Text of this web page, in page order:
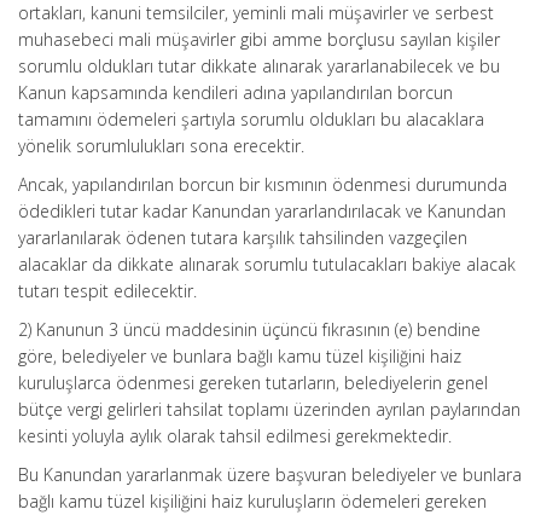
ortakları, kanuni temsilciler, yeminli mali müşavirler ve serbest
muhasebeci mali müşavirler gibi amme borçlusu sayılan kişiler
sorumlu oldukları tutar dikkate alınarak yararlanabilecek ve bu
Kanun kapsamında kendileri adına yapılandırılan borcun
tamamını ödemeleri şartıyla sorumlu oldukları bu alacaklara
yönelik sorumlulukları sona erecektir.
Ancak, yapılandırılan borcun bir kısmının ödenmesi durumunda
ödedikleri tutar kadar Kanundan yararlandırılacak ve Kanundan
yararlanılarak ödenen tutara karşılık tahsilinden vazgeçilen
alacaklar da dikkate alınarak sorumlu tutulacakları bakiye alacak
tutarı tespit edilecektir.
2) Kanunun 3 üncü maddesinin üçüncü fıkrasının (e) bendine
göre, belediyeler ve bunlara bağlı kamu tüzel kişiliğini haiz
kuruluşlarca ödenmesi gereken tutarların, belediyelerin genel
bütçe vergi gelirleri tahsilat toplamı üzerinden ayrılan paylarından
kesinti yoluyla aylık olarak tahsil edilmesi gerekmektedir.
Bu Kanundan yararlanmak üzere başvuran belediyeler ve bunlara
bağlı kamu tüzel kişiliğini haiz kuruluşların ödemeleri gereken